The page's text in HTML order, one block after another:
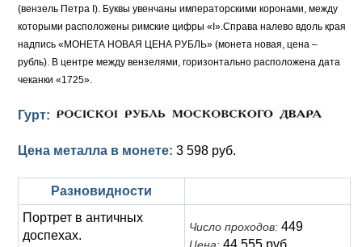
(вензель Петра I). Буквы увенчаны императорскими коронами, между
которыми расположены римские цифры «I».Справа налево вдоль края
надпись «МОНЕТА НОВАЯ ЦЕНА РУБЛЬ» (монета новая, цена –
рубль). В центре между вензелями, горизонтально расположена дата
чеканки «1725».
Гурт:
Цена металла в монете: 3 598 руб.
Разновидности
Портрет в античных
доспехах.
Число проходов: 449
44 555 руб.